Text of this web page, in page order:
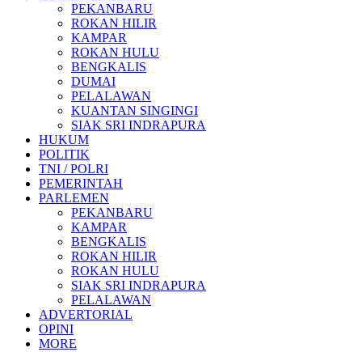
PEKANBARU
ROKAN HILIR
KAMPAR
ROKAN HULU
BENGKALIS
DUMAI
PELALAWAN
KUANTAN SINGINGI
SIAK SRI INDRAPURA
HUKUM
POLITIK
TNI / POLRI
PEMERINTAH
PARLEMEN
PEKANBARU
KAMPAR
BENGKALIS
ROKAN HILIR
ROKAN HULU
SIAK SRI INDRAPURA
PELALAWAN
ADVERTORIAL
OPINI
MORE